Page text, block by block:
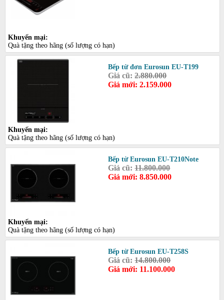
Khuyến mại:
Quà tặng theo hãng (số lượng có hạn)
Bếp từ đơn Eurosun EU-T199
Giá cũ:2.880.000
Giá mới: 2.159.000
Khuyến mại:
Quà tặng theo hãng (số lượng có hạn)
Bếp từ Eurosun EU-T210Note
Giá cũ:11.800.000
Giá mới: 8.850.000
Khuyến mại:
Quà tặng theo hãng (số lượng có hạn)
Bếp từ Eurosun EU-T258S
Giá cũ:14.800.000
Giá mới: 11.100.000